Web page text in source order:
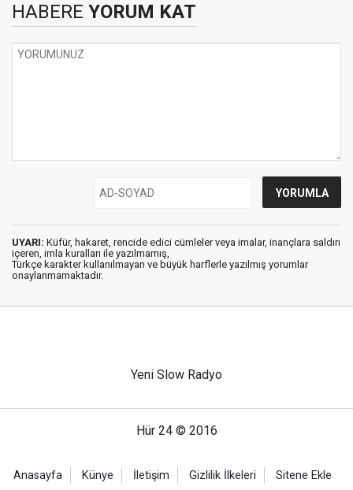
HABERE YORUM KAT
UYARI: Küfür, hakaret, rencide edici cümleler veya imalar, inançlara saldırı
içeren, imla kuralları ile yazılmamış,
Türkçe karakter kullanılmayan ve büyük harflerle yazılmış yorumlar
onaylanmamaktadır.
Yeni Slow Radyo
Hür 24 © 2016
Anasayfa Künye İletişim Gizlilik İlkeleri Sitene Ekle